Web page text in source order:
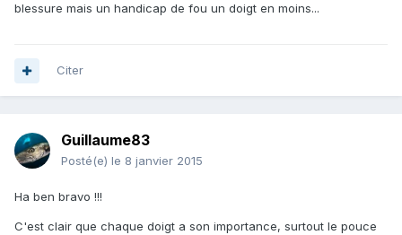
blessure mais un handicap de fou un doigt en moins...
Citer
Guillaume83
Posté(e) le 8 janvier 2015
Ha ben bravo !!!
C'est clair que chaque doigt a son importance, surtout le pouce